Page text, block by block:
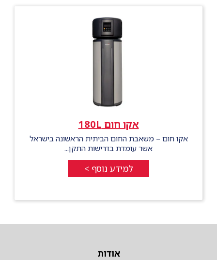
אקו חום 180L
אקו חום – משאבת החום הביתית הראשונה בישראל
אשר עומדת בדרישות התקן...
למידע נוסף >
אודות